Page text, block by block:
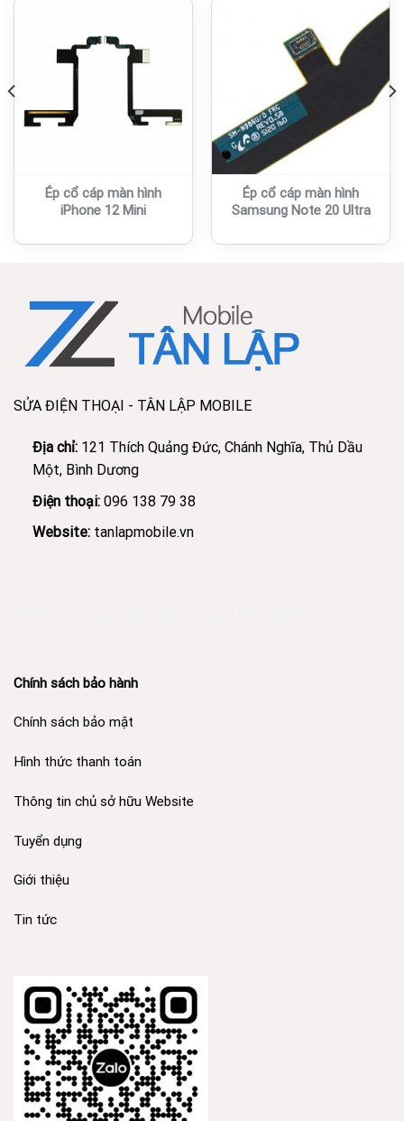
Ép cổ cáp màn hình
iPhone 12 Mini
Ép cổ cáp màn hình
Samsung Note 20 Ultra
SỬA ĐIỆN THOẠI - TÂN LẬP MOBILE
Địa chỉ: 121 Thích Quảng Đức, Chánh Nghĩa, Thủ Dầu
Một, Bình Dương
Điện thoại: 096 138 79 38
Website: tanlapmobile.vn
Chính sách bảo hành
Chính sách bảo mật
Hình thức thanh toán
Thông tin chủ sở hữu Website
Tuyển dụng
Giới thiệu
Tin tức